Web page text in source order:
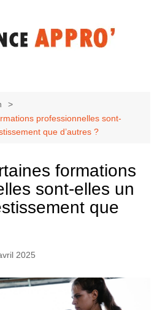
professionnelles sont-
que d’autres ?
formations
sont-elles un
que
2025